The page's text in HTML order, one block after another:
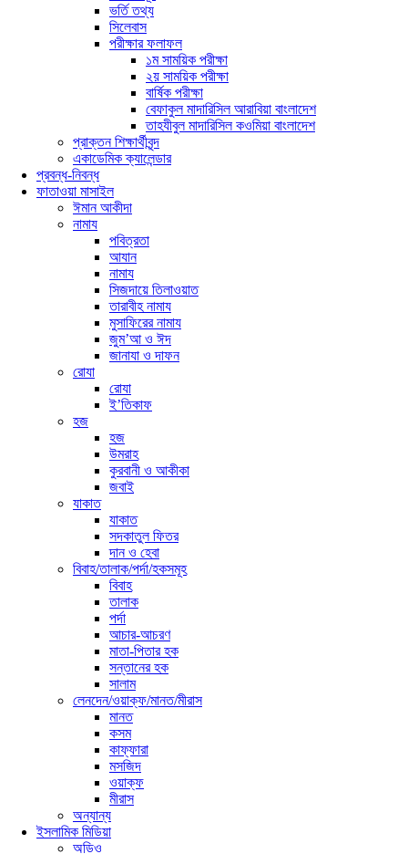
ভর্তি তথ্য
সিলেবাস
পরীক্ষার ফলাফল
১ম সাময়িক পরীক্ষা
২য় সাময়িক পরীক্ষা
বার্ষিক পরীক্ষা
বেফাকুল মাদারিসিল আরাবিয়া বাংলাদেশ
তাহযীবুল মাদারিসিল কওমিয়া বাংলাদেশ
প্রাক্তন শিক্ষার্থীবৃন্দ
একাডেমিক ক্যালেন্ডার
প্রবন্ধ-নিবন্ধ
ফাতাওয়া মাসাইল
ঈমান আকীদা
নামায
পবিত্রতা
আযান
নামায
সিজদায়ে তিলাওয়াত
তারাবীহ নামায
মুসাফিরের নামায
জুম’আ ও ঈদ
জানাযা ও দাফন
রোযা
রোযা
ই’তিকাফ
হজ
হজ
উমরাহ
কুরবানী ও আকীকা
জবাই
যাকাত
যাকাত
সদকাতুল ফিতর
দান ও হেবা
বিবাহ/তালাক/পর্দা/হকসমূহ
বিবাহ
তালাক
পর্দা
আচার-আচরণ
মাতা-পিতার হক
সন্তানের হক
সালাম
লেনদেন/ওয়াক্ফ/মানত/মীরাস
মানত
কসম
কাফ্ফারা
মসজিদ
ওয়াক্ফ
মীরাস
অন্যান্য
ইসলামিক মিডিয়া
অডিও